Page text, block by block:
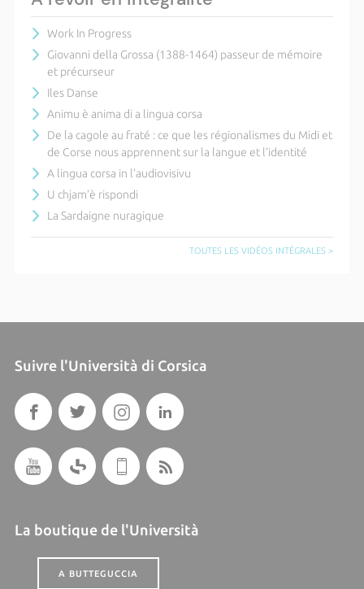
Work In Progress
Giovanni della Grossa (1388-1464) passeur de mémoire
et précurseur
Iles Danse
Animu è anima di a lingua corsa
De la cagole au fraté : ce que les régionalismes du Midi et
de Corse nous apprennent sur la langue et l’identité
A lingua corsa in l’audiovisivu
U chjam’è rispondi
La Sardaigne nuragique
TOUTES LES VIDÉOS INTÉGRALES >
Suivre l'Università di Corsica
La boutique de l'Università
A BUTTEGUCCIA